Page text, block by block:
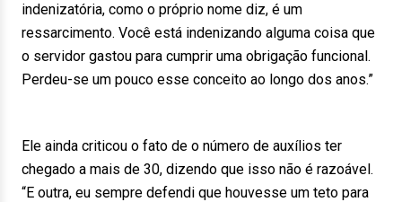
indenizatória, como o próprio nome diz, é um
ressarcimento. Você está indenizando alguma coisa que
o servidor gastou para cumprir uma obrigação funcional.
Perdeu-se um pouco esse conceito ao longo dos anos.”
Ele ainda criticou o fato de o número de auxílios ter
chegado a mais de 30, dizendo que isso não é razoável.
“E outra, eu sempre defendi que houvesse um teto para